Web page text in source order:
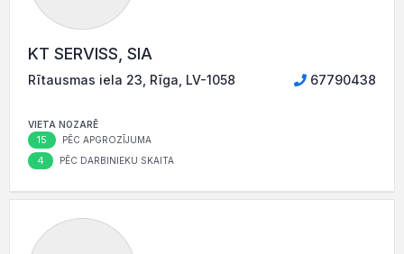
KT SERVISS, SIA
Rītausmas iela 23, Rīga, LV-1058 67790438
VIETA NOZARĒ
15 PĒC APGROZĪJUMA
4 PĒC DARBINIEKU SKAITA